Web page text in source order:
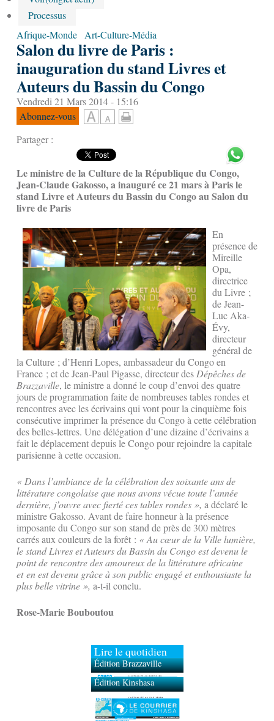
Processus
Afrique-Monde
Art-Culture-Média
Salon du livre de Paris :
inauguration du stand Livres et
Auteurs du Bassin du Congo
Vendredi 21 Mars 2014 - 15:16
Abonnez-vous
Partager :
Le ministre de la Culture de la République du Congo,
Jean-Claude Gakosso, a inauguré ce 21 mars à Paris le
stand Livre et Auteurs du Bassin du Congo au Salon du
livre de Paris
En
présence de
Mireille
Opa,
directrice
du Livre ;
de Jean-
Luc Aka-
Évy,
directeur
général de
la Culture ; d’Henri Lopes, ambassadeur du Congo en
France ; et de Jean-Paul Pigasse, directeur desDépêches de
Brazzaville, le ministre a donné le coup d’envoi des quatre
jours de programmation faite de nombreuses tables rondes et
rencontres avec les écrivains qui vont pour la cinquième fois
consécutive imprimer la présence du Congo à cette célébration
des belles-lettres. Une délégation d’une dizaine d’écrivains a
fait le déplacement depuis le Congo pour rejoindre la capitale
parisienne à cette occasion.
« Dans l’ambiance de la célébration des soixante ans de
littérature congolaise que nous avons vécue toute l’année
dernière, j’ouvre avec fierté ces tables rondes », a déclaré le
ministre Gakosso. Avant de faire honneur à la présence
imposante du Congo sur son stand de près de 300 mètres
carrés aux couleurs de la forêt : « Au cœur de la Ville lumière,
le stand Livres et Auteurs du Bassin du Congo est devenu le
point de rencontre des amoureux de la littérature africaine
et en est devenu grâce à son public engagé et enthousiaste la
plus belle vitrine », a-t-il conclu.
Rose-Marie Bouboutou
Lire le quotidien
Édition Brazzaville
Édition Kinshasa